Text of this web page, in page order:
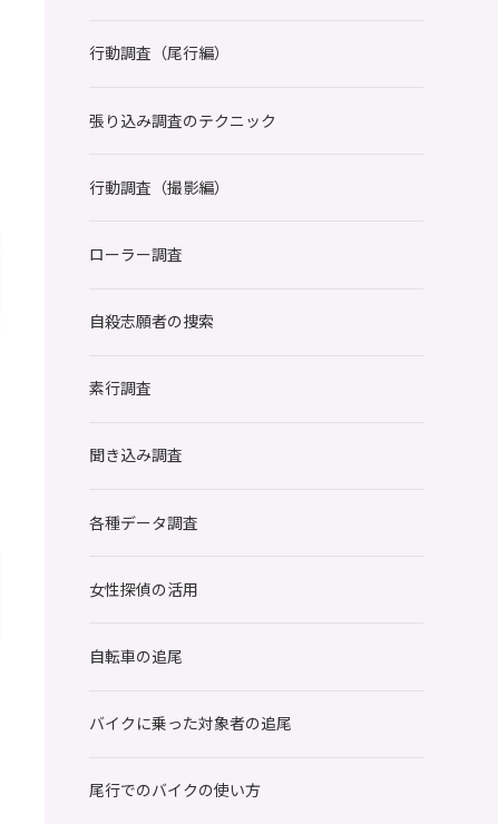
行動調査（尾行編）
張り込み調査のテクニック
行動調査（撮影編）
ローラー調査
自殺志願者の捜索
素行調査
聞き込み調査
各種データ調査
女性探偵の活用
自転車の追尾
バイクに乗った対象者の追尾
尾行でのバイクの使い方